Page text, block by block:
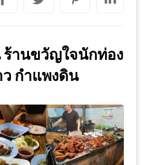
านขวัญใจนักท่อง
ว กำแพงดิน